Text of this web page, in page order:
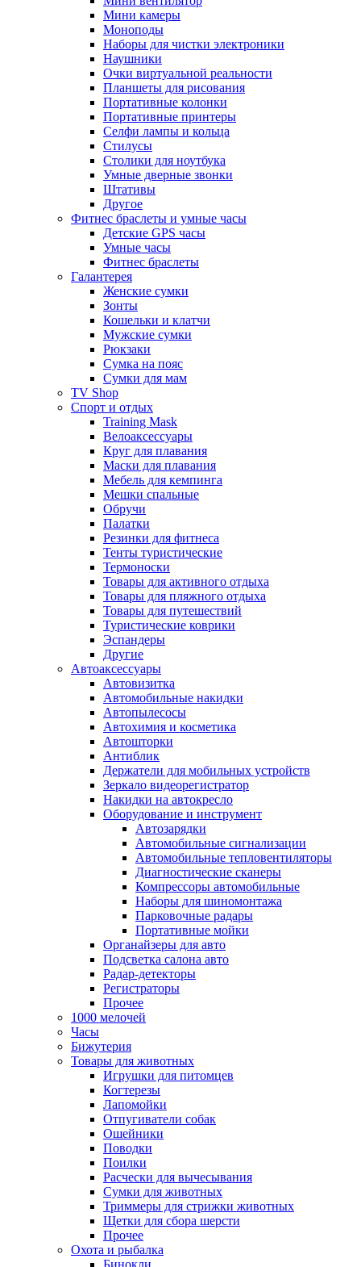
Мини камеры
Моноподы
Наборы для чистки электроники
Наушники
Очки виртуальной реальности
Планшеты для рисования
Портативные колонки
Портативные принтеры
Селфи лампы и кольца
Стилусы
Столики для ноутбука
Умные дверные звонки
Штативы
Другое
Фитнес браслеты и умные часы
Детские GPS часы
Умные часы
Фитнес браслеты
Галантерея
Женские сумки
Зонты
Кошельки и клатчи
Мужские сумки
Рюкзаки
Сумка на пояс
Сумки для мам
TV Shop
Спорт и отдых
Training Mask
Велоаксессуары
Круг для плавания
Маски для плавания
Мебель для кемпинга
Мешки спальные
Обручи
Палатки
Резинки для фитнеса
Тенты туристические
Термоноски
Товары для активного отдыха
Товары для пляжного отдыха
Товары для путешествий
Туристические коврики
Эспандеры
Другие
Автоаксессуары
Автовизитка
Автомобильные накидки
Автопылесосы
Автохимия и косметика
Автошторки
Антиблик
Держатели для мобильных устройств
Зеркало видеорегистратор
Накидки на автокресло
Оборудование и инструмент
Автозарядки
Автомобильные сигнализации
Автомобильные тепловентиляторы
Диагностические сканеры
Компрессоры автомобильные
Наборы для шиномонтажа
Парковочные радары
Портативные мойки
Органайзеры для авто
Подсветка салона авто
Радар-детекторы
Регистраторы
Прочее
1000 мелочей
Часы
Бижутерия
Товары для животных
Игрушки для питомцев
Когтерезы
Лапомойки
Отпугиватели собак
Ошейники
Поводки
Поилки
Расчески для вычесывания
Сумки для животных
Триммеры для стрижки животных
Щетки для сбора шерсти
Прочее
Охота и рыбалка
Бинокли